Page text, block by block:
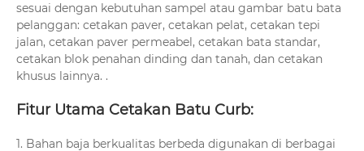
sesuai dengan kebutuhan sampel atau gambar batu bata
pelanggan: cetakan paver, cetakan pelat, cetakan tepi
jalan, cetakan paver permeabel, cetakan bata standar,
cetakan blok penahan dinding dan tanah, dan cetakan
khusus lainnya. .
Fitur Utama Cetakan Batu Curb:
1. Bahan baja berkualitas berbeda digunakan di berbagai